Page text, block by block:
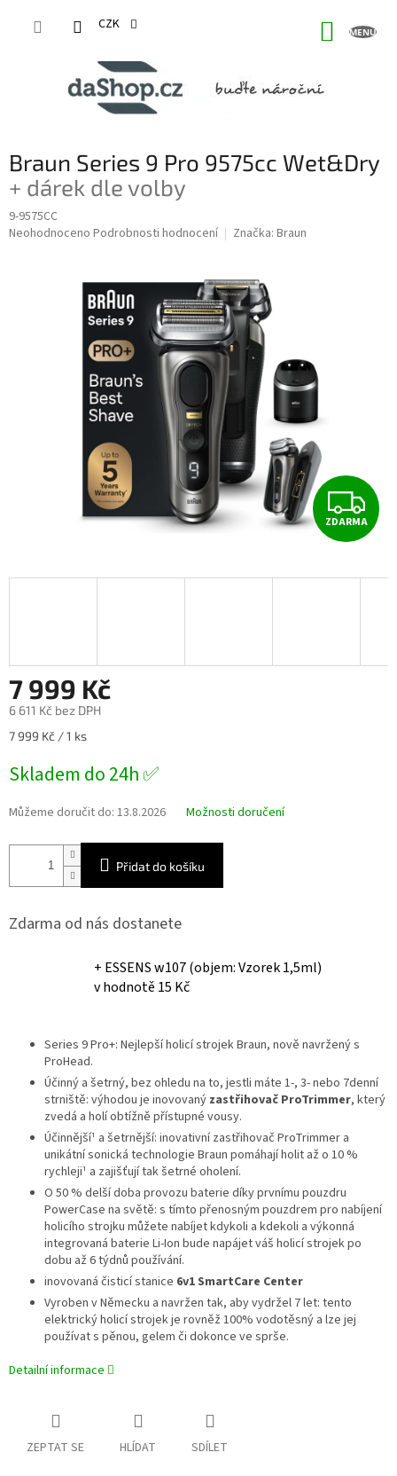
CZK
Braun Series 9 Pro 9575cc Wet&Dry
+ dárek dle volby
9-9575CC
Průměrné
Neohodnoceno Podrobnosti hodnocení Značka: Braun
Z
D
A
ZDARMA
7 999 Kč
6 611 Kč bez DPH
Měrná
7 999 Kč / 1 ks
Skladem do 24h ✅
Můžeme doručit do: 13.8.2026 Možnosti doručení
Přidat do košíku
Zdarma od nás dostanete
+ ESSENS w107 (objem: Vzorek 1,5ml)
v hodnotě 15 Kč
Series 9 Pro+: Nejlepší holicí strojek Braun, nově navržený s
ProHead.
Účinný a šetrný, bez ohledu na to, jestli máte 1-, 3- nebo 7denní
strniště: výhodou je inovovaný zastřihovač ProTrimmer, který
zvedá a holí obtížně přístupné vousy.
Účinnější¹ a šetrnější: inovativní zastřihovač ProTrimmer a
unikátní sonická technologie Braun pomáhají holit až o 10 %
rychleji¹ a zajišťují tak šetrné oholení.
O 50 % delší doba provozu baterie díky prvnímu pouzdru
PowerCase na světě: s tímto přenosným pouzdrem pro nabíjení
holicího strojku můžete nabíjet kdykoli a kdekoli a výkonná
integrovaná baterie Li-Ion bude napájet váš holicí strojek po
dobu až 6 týdnů používání.
inovovaná čisticí stanice 6v1 SmartCare Center
Vyroben v Německu a navržen tak, aby vydržel 7 let: tento
elektrický holicí strojek je rovněž 100% vodotěsný a lze jej
používat s pěnou, gelem či dokonce ve sprše.
Detailní informace
ZEPTAT SE HLÍDAT SDÍLET